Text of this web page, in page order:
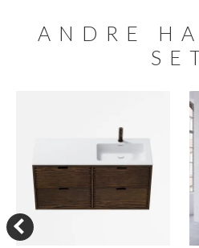
ANDRE